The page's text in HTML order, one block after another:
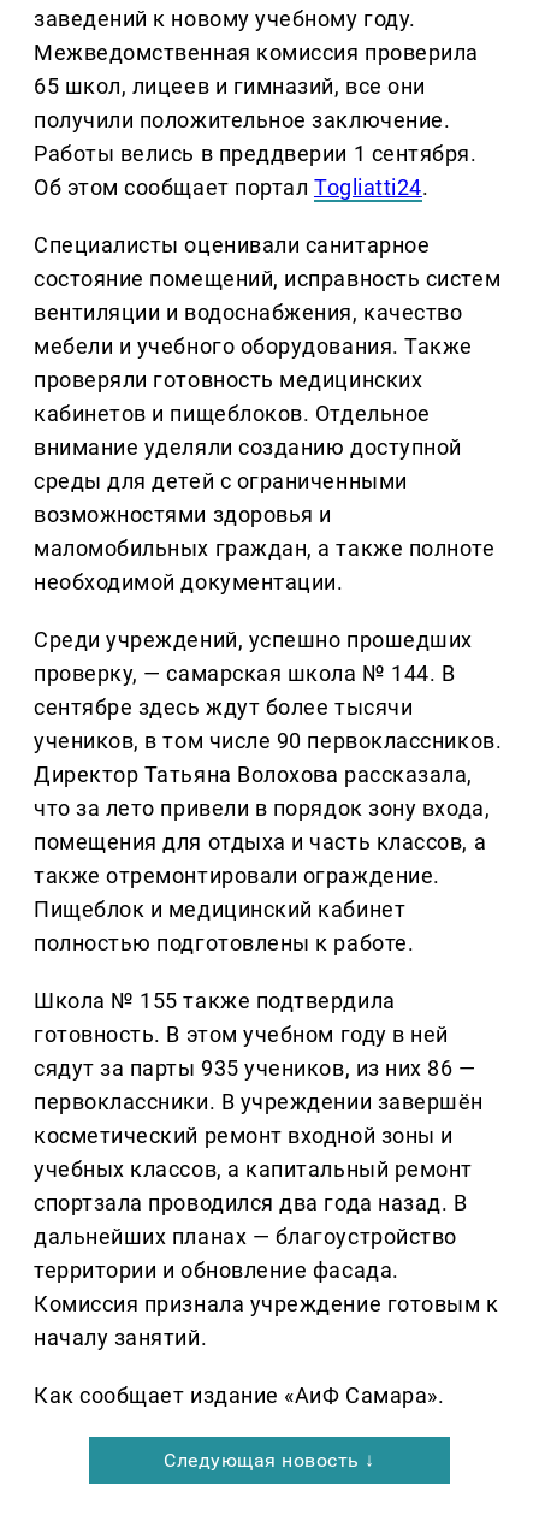
заведений к новому учебному году.
Межведомственная комиссия проверила
65 школ, лицеев и гимназий, все они
получили положительное заключение.
Работы велись в преддверии 1 сентября.
Об этом сообщает портал Togliatti24.
Специалисты оценивали санитарное
состояние помещений, исправность систем
вентиляции и водоснабжения, качество
мебели и учебного оборудования. Также
проверяли готовность медицинских
кабинетов и пищеблоков. Отдельное
внимание уделяли созданию доступной
среды для детей с ограниченными
возможностями здоровья и
маломобильных граждан, а также полноте
необходимой документации.
Среди учреждений, успешно прошедших
проверку, — самарская школа № 144. В
сентябре здесь ждут более тысячи
учеников, в том числе 90 первоклассников.
Директор Татьяна Волохова рассказала,
что за лето привели в порядок зону входа,
помещения для отдыха и часть классов, а
также отремонтировали ограждение.
Пищеблок и медицинский кабинет
полностью подготовлены к работе.
Школа № 155 также подтвердила
готовность. В этом учебном году в ней
сядут за парты 935 учеников, из них 86 —
первоклассники. В учреждении завершён
косметический ремонт входной зоны и
учебных классов, а капитальный ремонт
спортзала проводился два года назад. В
дальнейших планах — благоустройство
территории и обновление фасада.
Комиссия признала учреждение готовым к
началу занятий.
Как сообщает издание «АиФ Самара».
Следующая новость ↓